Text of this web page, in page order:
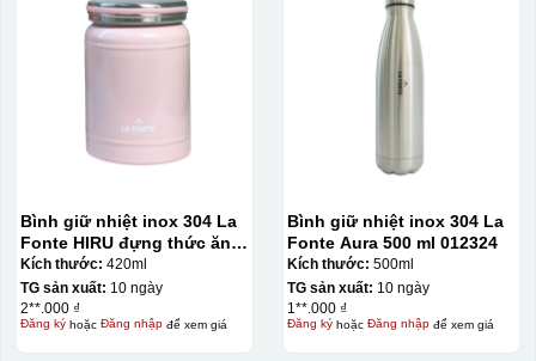
Bình giữ nhiệt inox 304 La
Fonte HIRU đựng thức ăn
420 ml – 012348
Kích thước: 420ml
TG sản xuất: 10 ngày
2**.000 ₫
Đăng kýhoặc Đăng nhậpđể xem giá
Bình giữ nhiệt inox 304 La
Fonte Aura 500 ml 012324
Kích thước: 500ml
TG sản xuất: 10 ngày
1**.000 ₫
Đăng kýhoặc Đăng nhậpđể xem giá